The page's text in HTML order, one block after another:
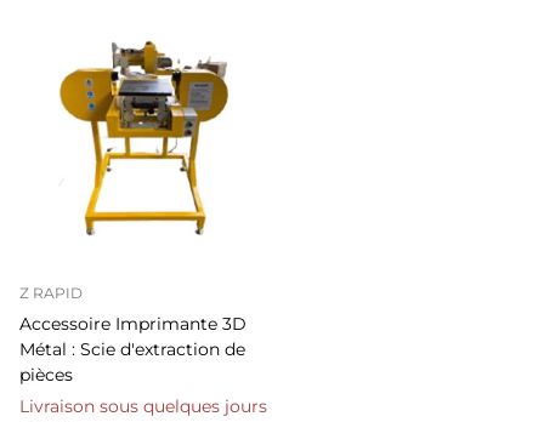
Z RAPID
Accessoire Imprimante 3D
Métal : Scie d'extraction de
pièces
Livraison sous quelques jours